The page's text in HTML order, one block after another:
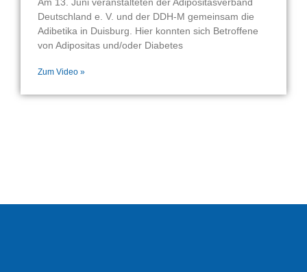
Deutschland e. V. und der DDH-M gemeinsam die
Adibetika in Duisburg. Hier konnten sich Betroffene
von Adipositas und/oder Diabetes
Zum Video »